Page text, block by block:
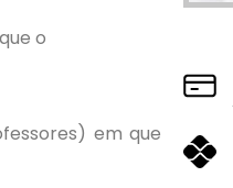
o
em que